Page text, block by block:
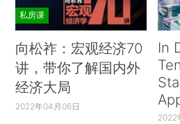
私房课
向松祚：宏观经济70
讲，带你了解国内外
经济大局
2022年04月06日
In
2022